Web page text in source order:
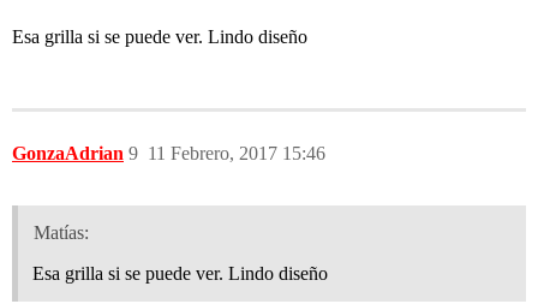
Esa grilla si se puede ver. Lindo diseño
GonzaAdrian 11 Febrero, 2017 15:46
9
Matías:
Esa grilla si se puede ver. Lindo diseño